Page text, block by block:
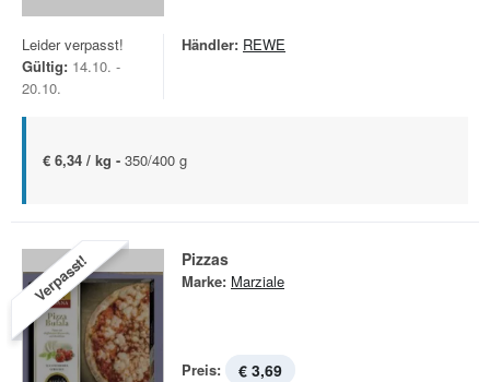
Leider verpasst!
Gültig: 14.10. -
20.10.
Händler: REWE
€ 6,34 / kg - 350/400 g
Verpasst! Pizzas
Marke: Marziale
Preis: € 3,69